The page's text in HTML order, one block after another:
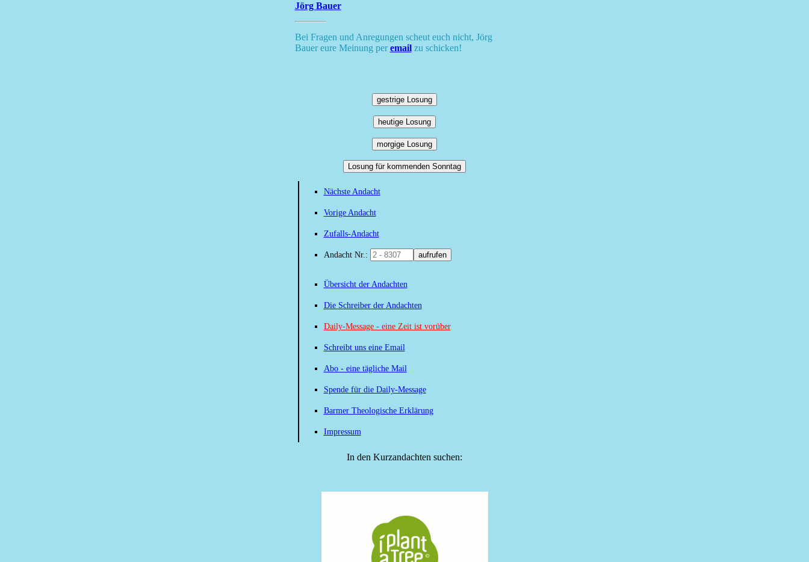
Jörg Bauer
Bei Fragen und Anregungen scheut euch nicht, Jörg
Bauer eure Meinung peremailzu schicken!
gestrige Losung
heutige Losung
morgige Losung
Losung für kommenden Sonntag
Nächste Andacht
Vorige Andacht
Zufalls-Andacht
Andacht Nr.: aufrufen
Übersicht der Andachten
Die Schreiber der Andachten
Daily-Message - eine Zeit ist vorüber
Schreibt uns eine Email
Abo - eine tägliche Mail
Spende für die Daily-Message
Barmer Theologische Erklärung
Impressum
In den Kurzandachten suchen: